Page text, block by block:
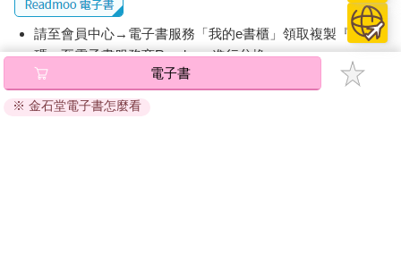
請至會員中心→電子書服務「我的e書櫃」領取複製『兌換
碼』至電子書服務商Readmoo進行兌換。
退換貨須知：
因版權保護，您在金石堂所購買的電子書僅能以金石堂專屬
電子書
※ 金石堂電子書怎麼看